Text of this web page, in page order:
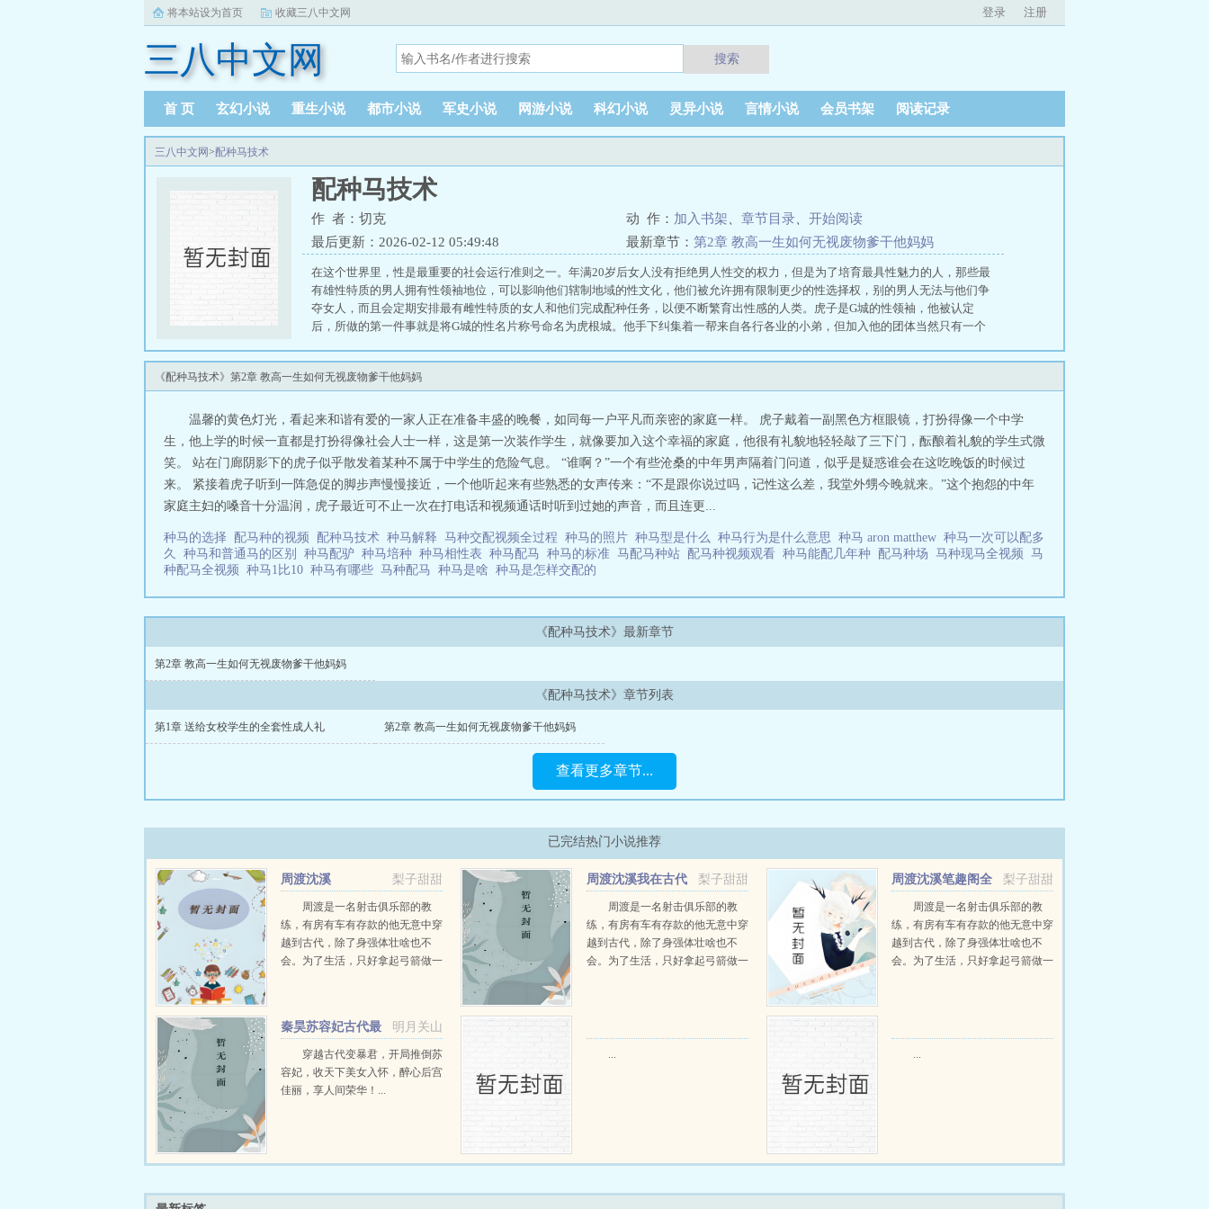
将本站设为首页 收藏三八中文网 登录 注册
三八中文网 搜索
首 页 玄幻小说 重生小说 都市小说 军史小说 网游小说 科幻小说 灵异小说 言情小说 会员书架 阅读记录
三八中文网>配种马技术
配种马技术
作 者：切克 动 作： 加入书架 章节目录
开始阅读
最后更新：2026-02-12 05:49:48
最新章节： 第2章 教高一生如何无视废物爹干他妈妈
在这个世界里，性是最重要的社会运行准则之一。年满20岁后女人没有拒绝男人性交的权力，但是为了培育最具性魅力的人，那些最
有雄性特质的男人拥有性领袖地位，可以影响他们辖制地域的性文化，他们被允许拥有限制更少的性选择权，别的男人无法与他们争
夺女人，而且会定期安排最有雌性特质的女人和他们完成配种任务，以便不断繁育出性感的人类。虎子是G城的性领袖，他被认定
后，所做的第一件事就是将G城的性名片称号命名为虎根城。他手下纠集着一帮来自各行各业的小弟，但加入他的团体当然只有一个
的世界里的种马交配计划
《配种马技术》第2章 教高一生如何无视废物爹干他妈妈
温馨的黄色灯光，看起来和谐有爱的一家人正在准备丰盛的晚餐，如同每一户平凡而亲密的家庭一样。 虎子戴着一副黑色方框眼镜，打扮得像一个中学
生，他上学的时候一直都是打扮得像社会人士一样，这是第一次装作学生，就像要加入这个幸福的家庭，他很有礼貌地轻轻敲了三下门，酝酿着礼貌的学生式微
笑。 站在门廊阴影下的虎子似乎散发着某种不属于中学生的危险气息。 “谁啊？”一个有些沧桑的中年男声隔着门问道，似乎是疑惑谁会在这吃晚饭的时候过
来。 紧接着虎子听到一阵急促的脚步声慢慢接近，一个他听起来有些熟悉的女声传来：“不是跟你说过吗，记性这么差，我堂外甥今晚就来。”这个抱怨的中年
家庭主妇的嗓音十分温润，虎子最近可不止一次在打电话和视频通话时听到过她的声音，而且连更...
种马的选择 配马种的视频 配种马技术 种马解释 马种交配视频全过程 种马的照片 种马型是什么 种马行为是什么意思 种马 aron matthew 种马一次可以配多
久 种马和普通马的区别 种马配驴 种马培种 种马相性表 种马配马 种马的标准 马配马种站 配马种视频观看 种马能配几年种 配马种场 马种现马全视频 马
种配马全视频 种马1比10 种马有哪些 马种配马 种马是啥 种马是怎样交配的
《配种马技术》最新章节
第2章 教高一生如何无视废物爹干他妈妈
《配种马技术》章节列表
第1章 送给女校学生的全套性成人礼 第2章 教高一生如何无视废物爹干他妈妈
查看更多章节...
已完结热门小说推荐
梨子甜甜
周渡沈溪
周渡是一名射击俱乐部的教
练，有房有车有存款的他无意中穿
越到古代，除了身强体壮啥也不
会。为了生活，只好拿起弓箭做一
渡看着山下的寥寥炊烟，以及那...
梨子甜甜
周渡沈溪我在古代
当猎户小说免费在线阅读
周渡是一名射击俱乐部的教
练，有房有车有存款的他无意中穿
越到古代，除了身强体壮啥也不
会。为了生活，只好拿起弓箭做一
梨子甜甜
周渡沈溪笔趣阁全
文免费阅读
周渡是一名射击俱乐部的教
练，有房有车有存款的他无意中穿
越到古代，除了身强体壮啥也不
会。为了生活，只好拿起弓箭做一
明月关山
秦昊苏容妃古代最
强昏君最新章节在线阅读
穿越古代变暴君，开局推倒苏
容妃，收天下美女入怀，醉心后宫
佳丽，享人间荣华！...
... ...